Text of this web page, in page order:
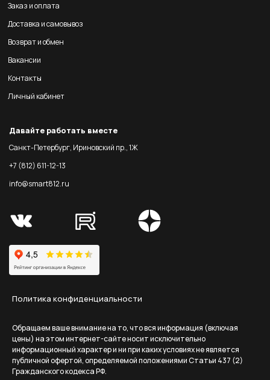
Заказ и оплата
Доставка и самовывоз
Возврат и обмен
Вакансии
Контакты
Личный кабинет
Давайте работать вместе
Санкт-Петербург, Ириновский пр., 1Ж
+7 (812) 611-12-13
info@smart812.ru
Политика конфиденциальности
Обращаем ваше внимание на то, что вся информация (включая
цены) на этом интернет-сайте носит исключительно
информационный характер и ни при каких условиях не является
публичной офертой, определяемой положениями Статьи 437 (2)
Гражданского кодекса РФ.